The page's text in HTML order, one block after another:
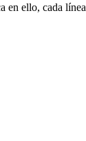
en ello, cada